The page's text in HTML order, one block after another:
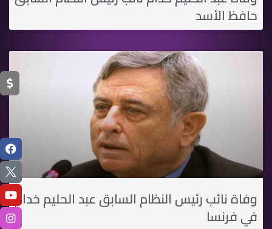
حافظ الأسد
وفاة نائب رئيس النظام السابق عبد الحليم خدام
في فرنسا